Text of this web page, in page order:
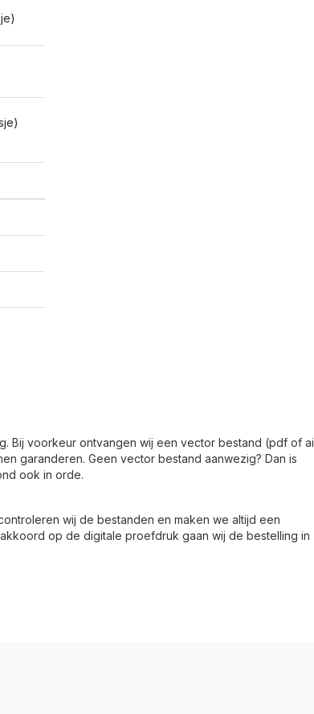
Bij voorkeur ontvangen wij een vector bestand (pdf of ai
garanderen. Geen vector bestand aanwezig? Dan is
ook in orde.
wij de bestanden en maken we altijd een
op de digitale proefdruk gaan wij de bestelling in